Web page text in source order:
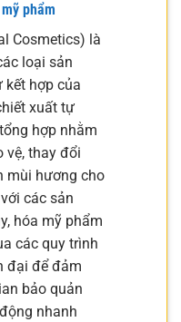
phẩm
Cosmetics) là
loại sản
kết hợp của
xuất tự
hợp nhằm
vệ, thay đổi
mùi hương cho
các sản
hóa mỹ phẩm
các quy trình
đại để đảm
bảo quản
nhanh